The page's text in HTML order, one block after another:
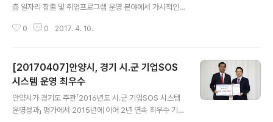
층 일자리 창출 및 취업프로그램 운영 분야에서 가시적인
명보다 9.7%가 높은 5,061명의 취업실적을 올렸으며, 통
4%로 전국 1위로 발표된 바 있다. 스마트 콘텐츠밸리 및
도시첨단 산업단지 입주기업 등 시 소재 기업에 맞는 청년
층 및 전문직 우수인재를 발굴 매칭하는 ‘잡매칭’ 사업을 운
영하여 109개의 구인업체를 발굴 36명이 취업했다 또한
시청에 마련된 면접장에서 구직자를 채용하는 상설면접장
0 0 2017. 4. 10.
[20170407]안양시, 경기 시.군 기업SOS
시스템 운영 최우수
안양시가 경기도 주관「2016년도 시․군 기업SOS 시스템
운영성과」 평가에서 2015년에 이어 2년 연속 최우수 기관